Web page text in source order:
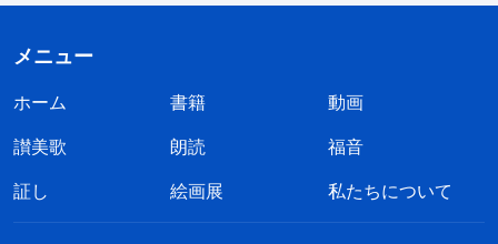
なっても誰にも知られてはならず、代わりに、その
ようなことはすべて隠さなければならないとさえ感
だと信じているのです
（「堕落した性質を解決する
には具体的な実践への道をもたなければならない」『キリ
。神の御言葉は私の真の状態を
メニュー
ホーム 書籍
動画
讃美歌
朗読
福音
証し
絵画展 私たちについて